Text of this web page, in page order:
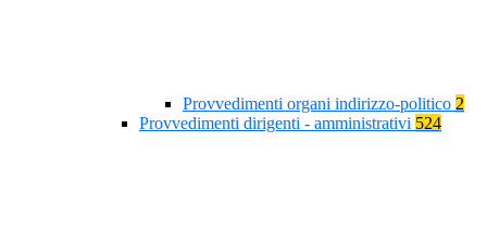
Provvedimenti organi indirizzo-politico 2
Provvedimenti dirigenti - amministrativi 524